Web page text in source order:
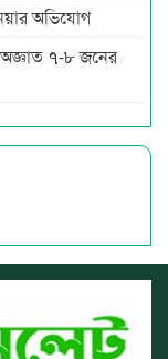
অভিযোগ
৭-৮ জনের